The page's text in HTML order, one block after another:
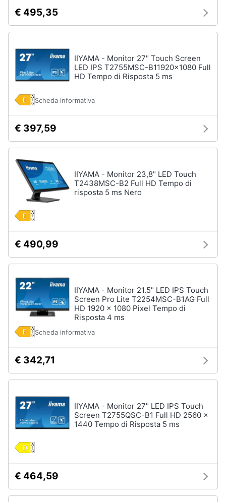
€ 495,35
IIYAMA - Monitor 27" Touch Screen
LED IPS T2755MSC-B11920x1080 Full
HD Tempo di Risposta 5 ms
Scheda informativa
€ 397,59
IIYAMA - Monitor 23,8" LED Touch
T2438MSC-B2 Full HD Tempo di
risposta 5 ms Nero
€ 490,99
IIYAMA - Monitor 21.5" LED IPS Touch
Screen Pro Lite T2254MSC-B1AG Full
HD 1920 x 1080 Pixel Tempo di
Risposta 4 ms
Scheda informativa
€ 342,71
IIYAMA - Monitor 27" LED IPS Touch
Screen T2755QSC-B1 Full HD 2560 x
1440 Tempo di Risposta 5 ms
€ 464,59